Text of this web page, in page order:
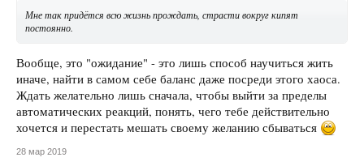
Мне так придётся всю жизнь прождать, страсти вокруг кипят
постоянно.
Вообще, это "ожидание" - это лишь способ научиться жить
иначе, найти в самом себе баланс даже посреди этого хаоса.
Ждать желательно лишь сначала, чтобы выйти за пределы
автоматических реакций, понять, чего тебе действительно
хочется и перестать мешать своему желанию сбываться
28 мар 2019